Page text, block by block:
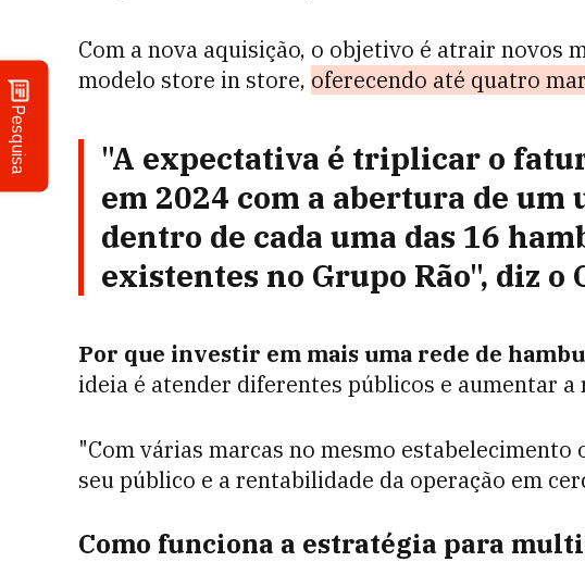
Pesquisa
Com a nova aquisição, o objetivo é atrair novos
modelo store in store, oferecendo até quatro
"A expectativa é triplicar o
em 2024 com a abertura de um
dentro de cada uma das 16
existentes no Grupo Rão", diz o
Por que investir em mais uma rede de
ideia é atender diferentes públicos e aumentar
"Com várias marcas no mesmo estabelecimento
seu público e a rentabilidade da operação em
Como funciona a estratégia para